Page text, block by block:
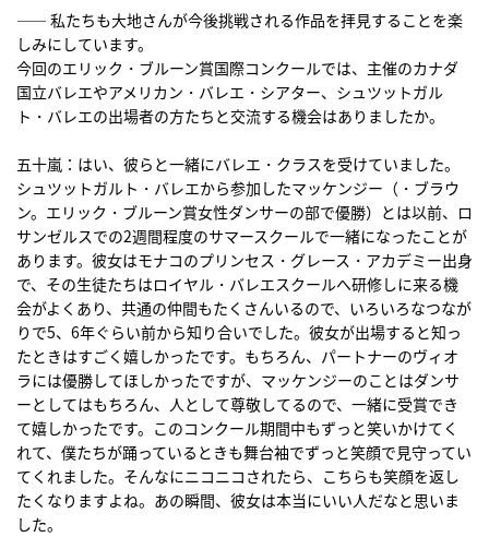
―― 私たちも大地さんが今後挑戦される作品を拝見することを楽
しみにしています。
今回のエリック・ブルーン賞国際コンクールでは、主催のカナダ
国立バレエやアメリカン・バレエ・シアター、シュツットガル
ト・バレエの出場者の方たちと交流する機会はありましたか。
五十嵐：はい、彼らと一緒にバレエ・クラスを受けていました。
シュツットガルト・バレエから参加したマッケンジー（・ブラウ
ン。エリック・ブルーン賞女性ダンサーの部で優勝）とは以前、ロ
サンゼルスでの2週間程度のサマースクールで一緒になったことが
あります。彼女はモナコのプリンセス・グレース・アカデミー出身
で、その生徒たちはロイヤル・バレエスクールへ研修しに来る機
会がよくあり、共通の仲間もたくさんいるので、いろいろなつなが
りで5、6年ぐらい前から知り合いでした。彼女が出場すると知っ
たときはすごく嬉しかったです。もちろん、パートナーのヴィオ
ラには優勝してほしかったですが、マッケンジーのことはダンサ
ーとしてはもちろん、人として尊敬してるので、一緒に受賞でき
て嬉しかったです。このコンクール期間中もずっと笑いかけてく
れて、僕たちが踊っているときも舞台袖でずっと笑顔で見守ってい
てくれました。そんなにニコニコされたら、こちらも笑顔を返し
たくなりますよね。あの瞬間、彼女は本当にいい人だなと思いま
した。